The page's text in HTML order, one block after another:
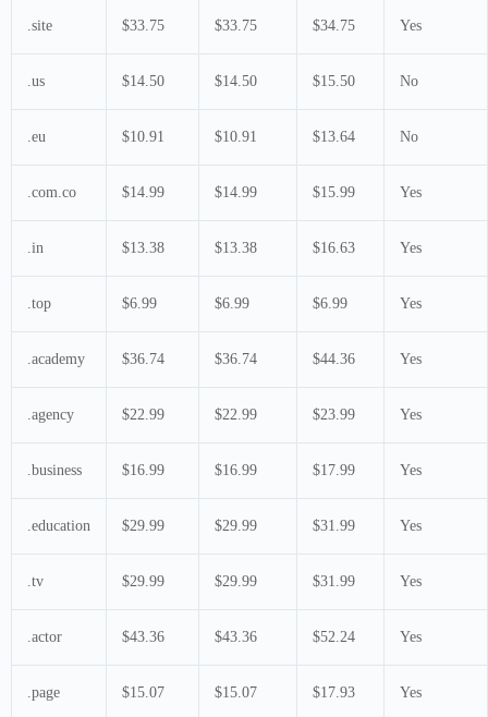
.site $33.75 $33.75 $34.75 Yes
.us $14.50 $14.50 $15.50 No
.eu $10.91 $10.91 $13.64 No
.com.co $14.99 $14.99 $15.99 Yes
.in $13.38 $13.38 $16.63 Yes
.top $6.99 $6.99 $6.99 Yes
.academy $36.74 $36.74 $44.36 Yes
.agency $22.99 $22.99 $23.99 Yes
.business $16.99 $16.99 $17.99 Yes
.education $29.99 $29.99 $31.99 Yes
.tv $29.99 $29.99 $31.99 Yes
.actor $43.36 $43.36 $52.24 Yes
.page $15.07 $15.07 $17.93 Yes